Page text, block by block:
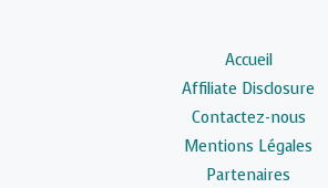
Accueil
Affiliate Disclosure
Contactez-nous
Mentions Légales
Partenaires